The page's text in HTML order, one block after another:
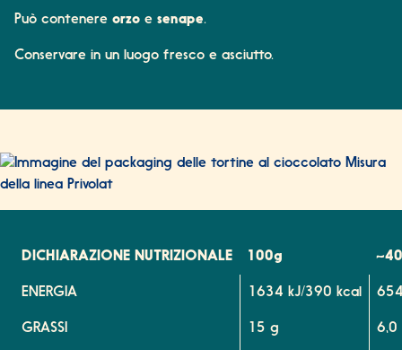
Può contenere orzo e senape.
Conservare in un luogo fresco e asciutto.
DICHIARAZIONE NUTRIZIONALE 100g
ENERGIA 1634 kJ/390 kcal
GRASSI 15 g 6,0